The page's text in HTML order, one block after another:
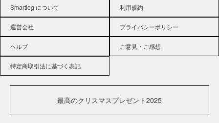
Smartlog について 利用規約
運営会社 プライバシーポリシー
ヘルプ ご意見・ご感想
特定商取引法に基づく表記
最高のクリスマスプレゼント2025